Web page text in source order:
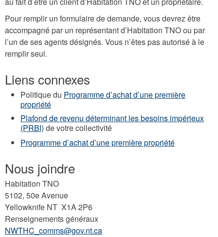
Pour remplir un formulaire de demande, vous devrez être
accompagné par un représentant d’Habitation TNO ou par
l’un de ses agents désignés. Vous n’êtes pas autorisé à le
remplir seul.
Liens connexes
Politique du Programme d’achat d’une première
propriété
Plafond de revenu déterminant les besoins impérieux
(PRBI) de votre collectivité
Programme d’achat d’une première propriété
Nous joindre
Habitation TNO
5102, 50e Avenue
Yellowknife NT X1A 2P6
Renseignements généraux
NWTHC_comms@gov.nt.ca